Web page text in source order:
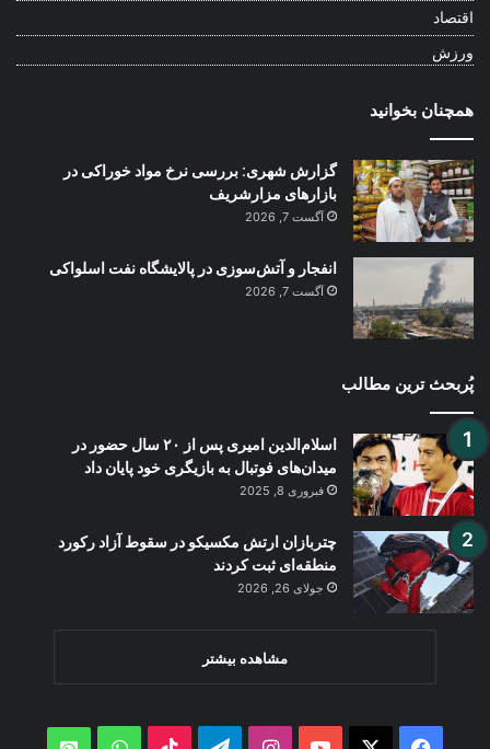
اقتصاد
ورزش
همچنان بخوانید
گزارش شهری: بررسی نرخ مواد خوراکی در
بازارهای مزارشریف
آگست 7, 2026
انفجار و آتش‌سوزی در پالایشگاه نفت اسلواکی
آگست 7, 2026
پُربحث ترین مطالب
اسلام‌الدین امیری پس از ۲۰ سال حضور در
میدان‌های فوتبال به بازیگری خود پایان داد
فبروری 8, 2025
چتربازان ارتش مکسیکو در سقوط آزاد رکورد
منطقه‌ای ثبت کردند
جولای 26, 2026
مشاهده بیشتر